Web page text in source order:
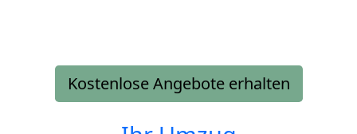
Kostenlose Angebote erhalten